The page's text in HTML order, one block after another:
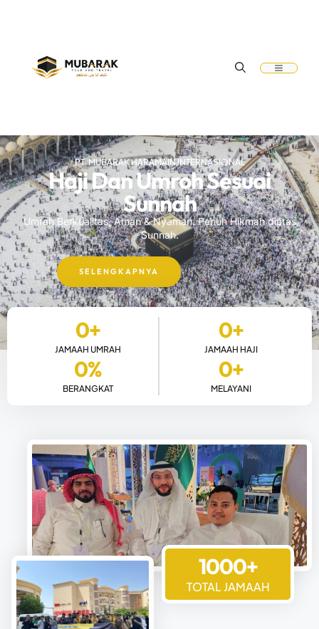
PT. MUBARAK HARAMAIN INTERNASIONAL
Haji Dan Umroh Sesuai
Sunnah
Umrah Berkualitas, Aman & Nyaman. Penuh Hikmah diatas
Sunnah.
SELENGKAPNYA
JAMAAH UMRAH
0+
JAMAAH HAJI
0+
BERANGKAT
0%
MELAYANI
0+
1000+
TOTAL JAMAAH